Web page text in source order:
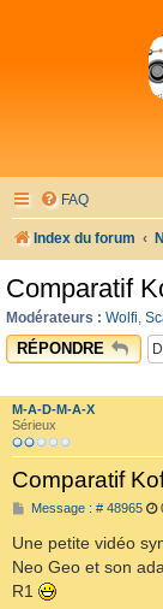
FAQ
Index du forum
Comparatif
Modérateurs : Wolfi,
RÉPONDRE
M-A-D-M-A-X
Sérieux
Comparatif
Message : # 48965M
s
s
a
Une petite vidéo
Neo Geo et son
R1